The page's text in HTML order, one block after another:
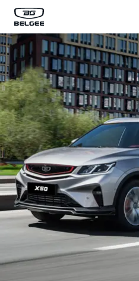
Модели
Покупателям
Владельцам
О Belgee
Служба клиентской поддержки
8 800 511 95 25
Автомобили в наличии